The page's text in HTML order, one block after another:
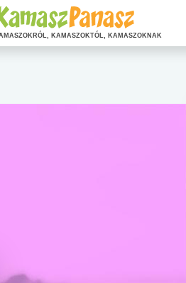
KAMASZOKTÓL, KAMASZOKNAK